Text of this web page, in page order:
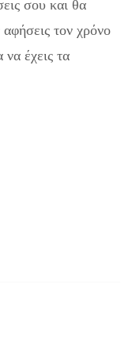
σου και θα
τον χρόνο
έχεις τα